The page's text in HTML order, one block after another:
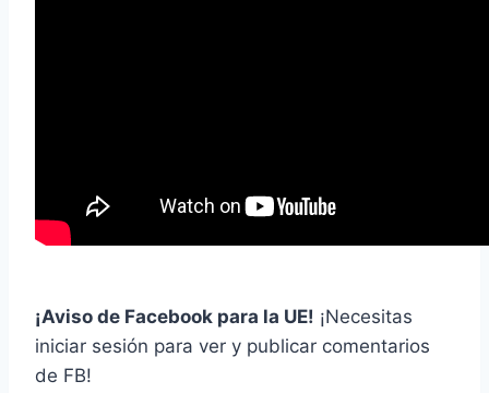
¡Aviso de Facebook para la UE! ¡Necesitas
iniciar sesión para ver y publicar comentarios
de FB!